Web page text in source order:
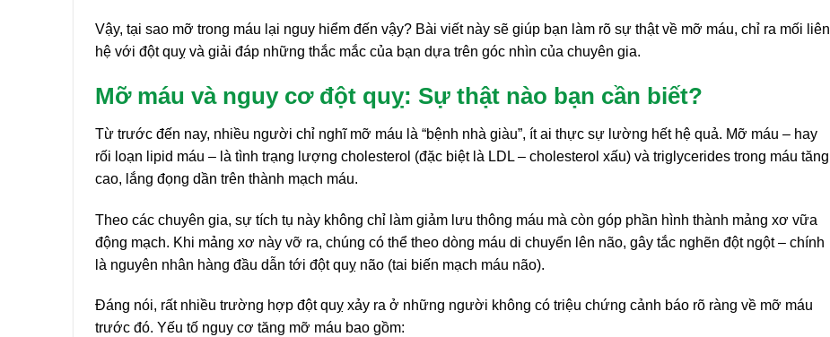
Vậy, tại sao mỡ trong máu lại nguy hiểm đến vậy? Bài viết này sẽ giúp bạn làm rõ sự thật về mỡ máu, chỉ ra mối liên
hệ với đột quỵ và giải đáp những thắc mắc của bạn dựa trên góc nhìn của chuyên gia.
Mỡ máu và nguy cơ đột quỵ: Sự thật nào bạn cần biết?
Từ trước đến nay, nhiều người chỉ nghĩ mỡ máu là “bệnh nhà giàu”, ít ai thực sự lường hết hệ quả. Mỡ máu – hay
rối loạn lipid máu – là tình trạng lượng cholesterol (đặc biệt là LDL – cholesterol xấu) và triglycerides trong máu tăng
cao, lắng đọng dần trên thành mạch máu.
Theo các chuyên gia, sự tích tụ này không chỉ làm giảm lưu thông máu mà còn góp phần hình thành mảng xơ vữa
động mạch. Khi mảng xơ này vỡ ra, chúng có thể theo dòng máu di chuyển lên não, gây tắc nghẽn đột ngột – chính
là nguyên nhân hàng đầu dẫn tới đột quỵ não (tai biến mạch máu não).
Đáng nói, rất nhiều trường hợp đột quỵ xảy ra ở những người không có triệu chứng cảnh báo rõ ràng về mỡ máu
trước đó. Yếu tố nguy cơ tăng mỡ máu bao gồm: